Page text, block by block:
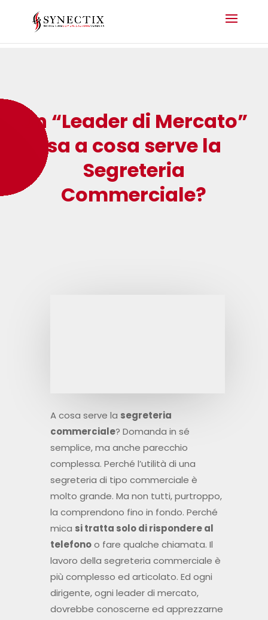
Un “Leader di Mercato”
sa a cosa serve la
Segreteria
Commerciale?
molto grande. Ma non tutti, purtroppo,
la comprendono fino in fondo. Perché
micasi tratta solo di rispondere al
telefonoo fare qualche chiamata. Il
lavoro della segreteria commerciale è
più complesso ed articolato. Ed ogni
dirigente, ogni leader di mercato,
dovrebbe conoscerne ed apprezzarne
il valore.
Perché a cosa serve una
segreteria commerciale?
In primis ad organizzare questo lavoro